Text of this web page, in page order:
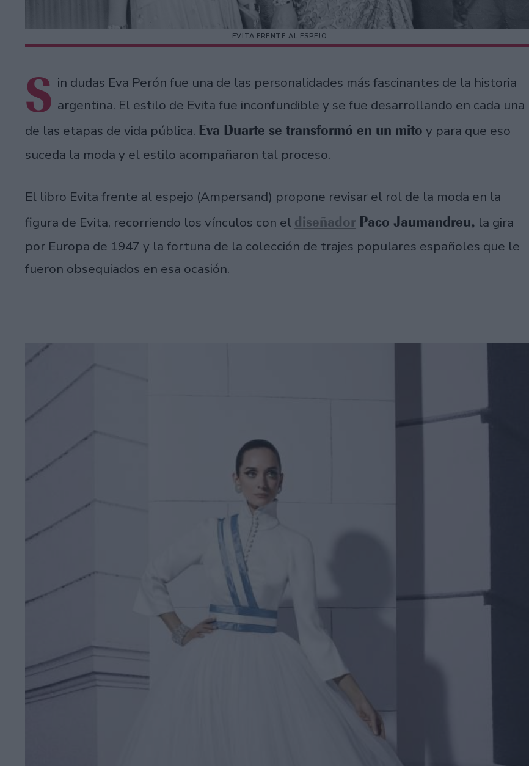
EVITA FRENTE AL ESPEJO.
S in dudas Eva Perón fue una de las personalidades más fascinantes de la historia
argentina. El estilo de Evita fue inconfundible y se fue desarrollando en cada una
de las etapas de vida pública. Eva Duarte se transformó en un mito y para que eso
suceda la moda y el estilo acompañaron tal proceso.
El libro Evita frente al espejo (Ampersand) propone revisar el rol de la moda en la
figura de Evita, recorriendo los vínculos con el diseñador Paco Jaumandreu, la gira
por Europa de 1947 y la fortuna de la colección de trajes populares españoles que le
fueron obsequiados en esa ocasión.